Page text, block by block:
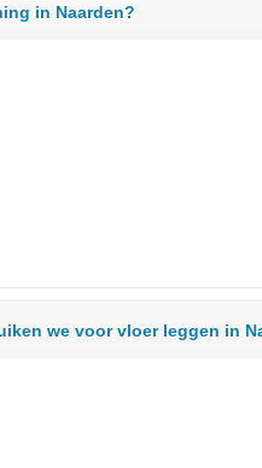
in Naarden?
we voor vloer leggen in